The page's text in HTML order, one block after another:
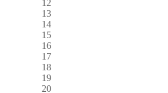
12
13
14
15
16
17
18
19
20